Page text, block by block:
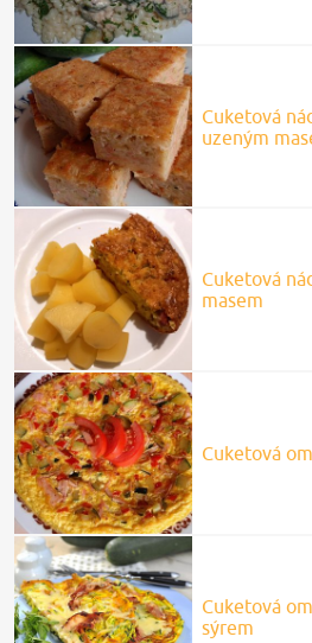
Cuketová
uzeným
Cuketová
masem
Cuketová
Cuketová
sýrem